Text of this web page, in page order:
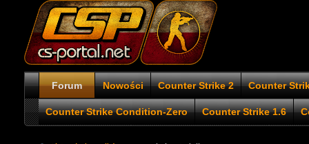
Forum Nowości Counter Strike 2 Counter
Counter Strike Condition-Zero Counter Strike 1.6